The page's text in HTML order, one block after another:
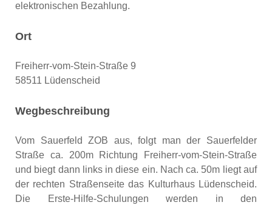
elektronischen Bezahlung.
Ort
Freiherr-vom-Stein-Straße 9
58511 Lüdenscheid
Wegbeschreibung
Vom Sauerfeld ZOB aus, folgt man der Sauerfelder
Straße ca. 200m Richtung Freiherr-vom-Stein-Straße
und biegt dann links in diese ein. Nach ca. 50m liegt auf
der rechten Straßenseite das Kulturhaus Lüdenscheid.
Die Erste-Hilfe-Schulungen werden in den